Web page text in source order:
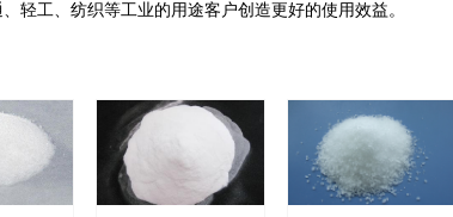
轻工、纺织等工业的用途客户创造更好的使用效益。